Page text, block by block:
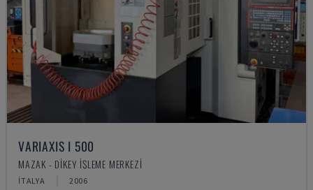
VARIAXIS I 500
MAZAK - DIKEY İŞLEME MERKEZI
İTALYA 2006